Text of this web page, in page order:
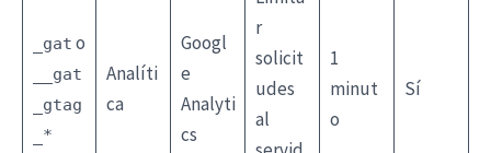
_gat o
__gat
_gtag
_*
Analíti
ca
Googl
e
Analyti
cs
r
solicit
udes
al
1
minut
o
Sí